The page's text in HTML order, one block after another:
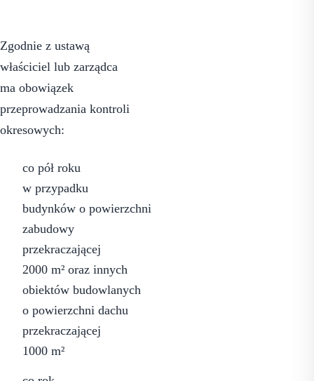
Zgodnie z ustawą
właściciel lub zarządca
ma obowiązek
przeprowadzania kontroli
okresowych:
co pół roku
w przypadku
budynków o powierzchni
zabudowy
przekraczającej
2000 m² oraz innych
obiektów budowlanych
o powierzchni dachu
przekraczającej
1000 m²